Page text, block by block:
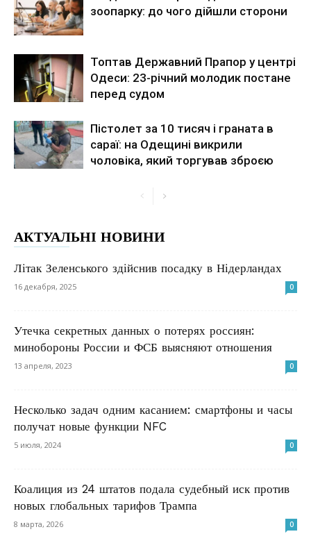
зоопарку: до чого дійшли сторони
Топтав Державний Прапор у центрі
Одеси: 23-річний молодик постане
перед судом
Пістолет за 10 тисяч і граната в
сараї: на Одещині викрили
чоловіка, який торгував зброєю
АКТУАЛЬНІ НОВИНИ
Літак Зеленського здійснив посадку в Нідерландах
16 декабря, 2025 0
Утечка секретных данных о потерях россиян:
минобороны России и ФСБ выясняют отношения
13 апреля, 2023 0
Несколько задач одним касанием: смартфоны и часы
получат новые функции NFC
5 июля, 2024 0
Коалиция из 24 штатов подала судебный иск против
новых глобальных тарифов Трампа
8 марта, 2026 0